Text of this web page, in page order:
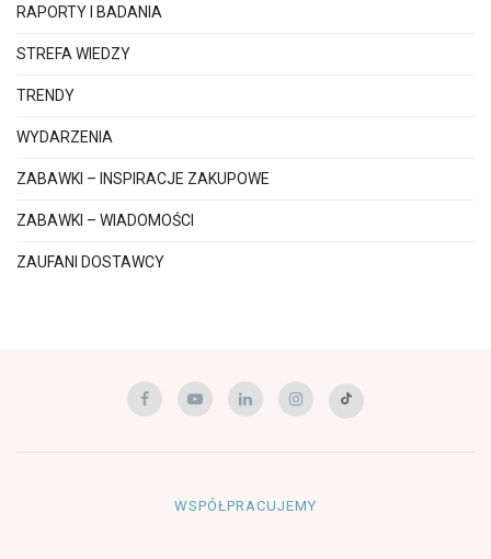
RAPORTY I BADANIA
STREFA WIEDZY
TRENDY
WYDARZENIA
ZABAWKI – INSPIRACJE ZAKUPOWE
ZABAWKI – WIADOMOŚCI
ZAUFANI DOSTAWCY
WSPÓŁPRACUJEMY